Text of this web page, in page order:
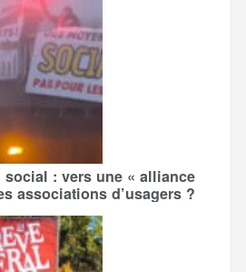
social : vers une « alliance
associations d’usagers ?